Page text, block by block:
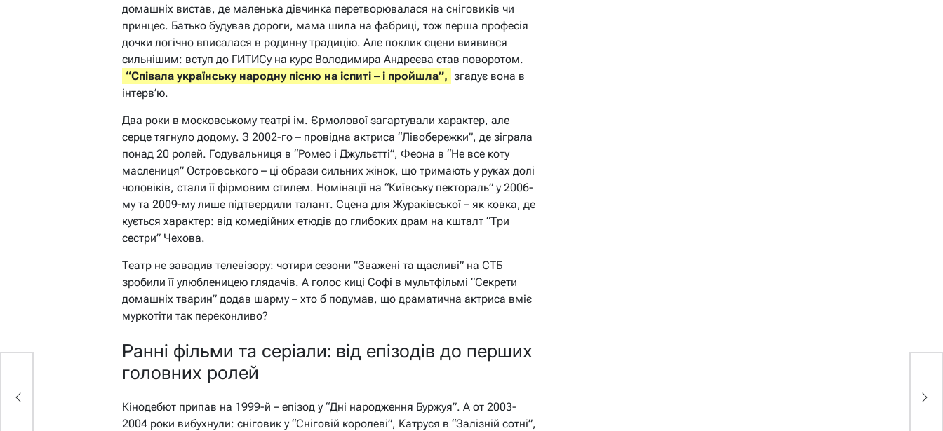
домашніх вистав, де маленька дівчинка перетворювалася на сніговиків чи
принцес. Батько будував дороги, мама шила на фабриці, тож перша професія
дочки логічно вписалася в родинну традицію. Але поклик сцени виявився
сильнішим: вступ до ГИТИСу на курс Володимира Андреєва став поворотом.
“Співала українську народну пісню на іспиті – і пройшла”, згадує вона в
інтерв’ю.
Два роки в московському театрі ім. Єрмолової загартували характер, але
серце тягнуло додому. З 2002-го – провідна актриса “Лівобережки”, де зіграла
понад 20 ролей. Годувальниця в “Ромео і Джульєтті”, Феона в “Не все коту
маслениця” Островського – ці образи сильних жінок, що тримають у руках долі
чоловіків, стали її фірмовим стилем. Номінації на “Київську пектораль” у 2006-
му та 2009-му лише підтвердили талант. Сцена для Жураківської – як ковка, де
кується характер: від комедійних етюдів до глибоких драм на кшталт “Три
сестри” Чехова.
Театр не завадив телевізору: чотири сезони “Зважені та щасливі” на СТБ
зробили її улюбленицею глядачів. А голос киці Софі в мультфільмі “Секрети
домашніх тварин” додав шарму – хто б подумав, що драматична актриса вміє
муркотіти так переконливо?
Ранні фільми та серіали: від епізодів до перших
головних ролей
Кінодебют припав на 1999-й – епізод у “Дні народження Буржуя”. А от 2003-
2004 роки вибухнули: сніговик у “Сніговій королеві”, Катруся в “Залізній сотні”,